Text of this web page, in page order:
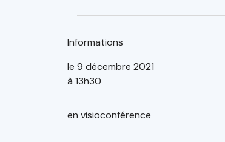
Informations
le 9 décembre 2021
à 13h30
en visioconférence